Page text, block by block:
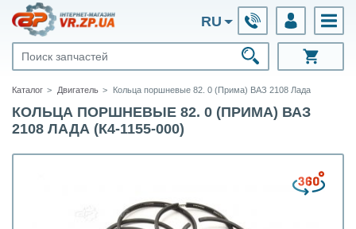
RU
Каталог Двигатель Кольца поршневые 82. 0 (Прима) ВАЗ 2108 Лада
КОЛЬЦА ПОРШНЕВЫЕ 82. 0 (ПРИМА) ВАЗ
2108 ЛАДА (К4-1155-000)